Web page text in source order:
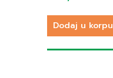
Dodaj u korpu